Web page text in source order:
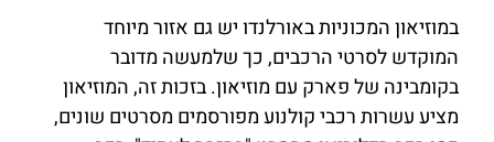
במוזיאון המכוניות באורלנדו יש גם אזור מיוחד
המוקדש לסרטי הרכבים, כך שלמעשה מדובר
בקומבינה של פארק עם מוזיאון. בזכות זה, המוזיאון
מציע עשרות רכבי קולנוע מפורסמים מסרטים שונים,